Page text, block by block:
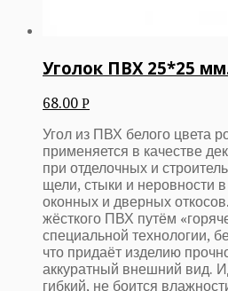
Уголок ПВХ 25*25
68.00 Р
Угол из ПВХ белого цвета
применяется в качестве
при отделочных и
щели, стыки и неровности
оконных и дверных
жёсткого ПВХ путём
специальной технологии,
что придаёт изделию
аккуратный внешний вид.
гибкий, не боится